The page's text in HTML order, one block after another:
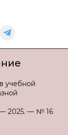
учебной
2025. — № 16